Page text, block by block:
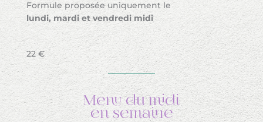
Formule proposée uniquement le
lundi, mardi et vendredi midi
22 €
Menu du midi
en semaine